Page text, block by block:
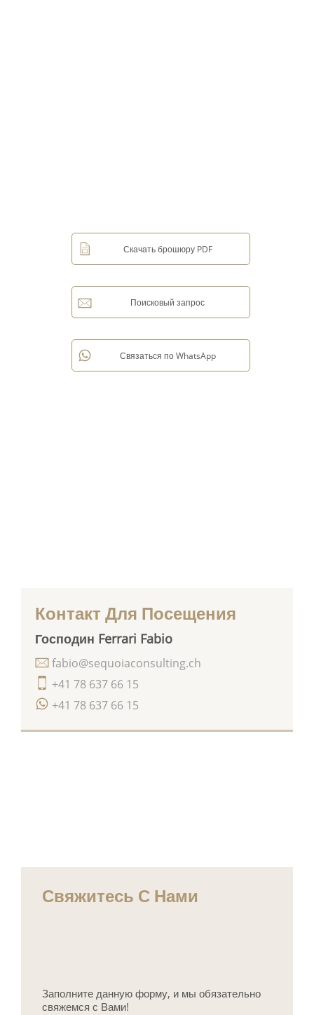
Контакт Для Посещения
Господин Ferrari Fabio
+41 78 637 66 15
+41 78 637 66 15
fabio@sequoiaconsulting.ch
Свяжитесь С Нами
Заполните данную форму, и мы обязательно
свяжемся с Вами!
Скачать брошюру PDF
Поисковый запрос
Связаться по WhatsApp